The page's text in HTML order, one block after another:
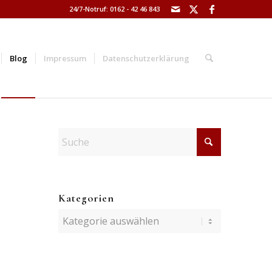
24/7-Notruf: 0162 - 42 46 843
Blog Impressum Datenschutzerklärung
Kategorien
Kategorien